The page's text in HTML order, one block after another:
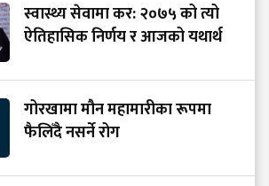
स्वास्थ्य सेवामा कर: २०७५ को त्यो
ऐतिहासिक निर्णय र आजको यथार्थ
गोरखामा मौन महामारीका रूपमा
फैलिँदै नसर्ने रोग